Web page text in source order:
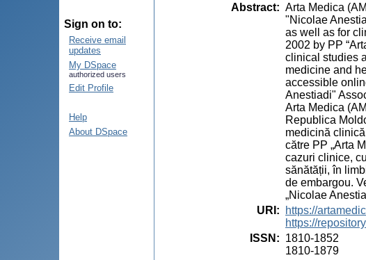
Sign on to:
Receive email
updates
My DSpace
authorized users
Edit Profile
Help
About DSpace
Abstract: Arta Medica
"Nicolae
as well as for
2002 by PP
clinical studies
medicine and
accessible
Anestiadi"
Arta Medica
Republica
medicină
către PP „Arta
cazuri clinice,
sănătății, în
de embargou.
„Nicolae
URI :
https://
https://
ISSN : 1810-1852
1810-1879